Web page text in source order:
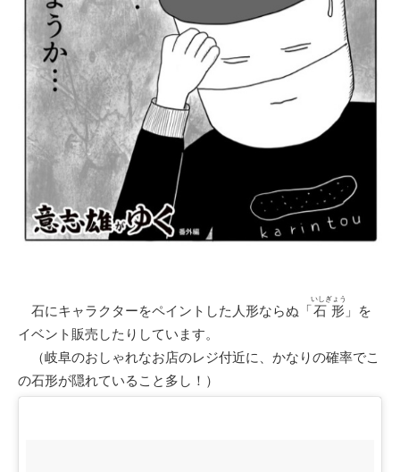
石にキャラクターをペイントした人形ならぬ「石形
いしぎょう
」を
イベント販売したりしています。
（岐阜のおしゃれなお店のレジ付近に、かなりの確率でこ
の石形が隠れていること多し！）